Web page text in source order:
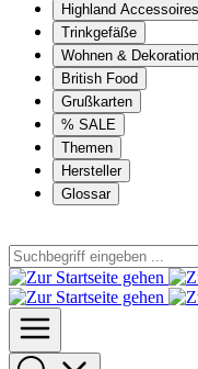
Highland Accessoires
Trinkgefäße
Wohnen & Dekoration
British Food
Grußkarten
% SALE
Themen
Hersteller
Glossar